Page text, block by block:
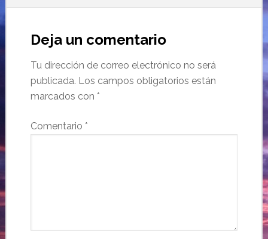
Deja un comentario
Tu dirección de correo electrónico no será
publicada. Los campos obligatorios están
marcados con *
Comentario *